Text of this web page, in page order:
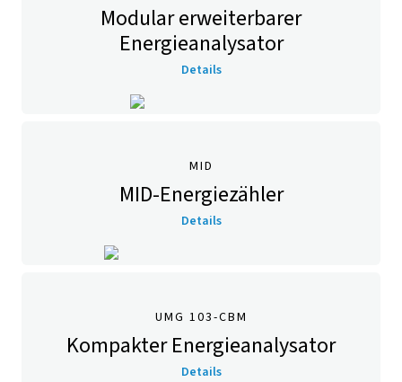
Modular erweiterbarer
Energieanalysator
Details
MID
MID-Energiezähler
Details
UMG 103-CBM
Kompakter Energieanalysator
Details